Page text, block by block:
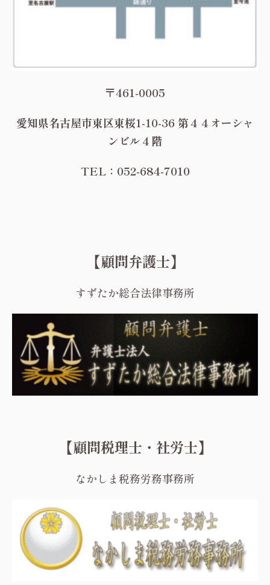
〒461-0005
愛知県名古屋市東区東桜1-10-36 第４４オーシャ
ンビル４階
TEL：052-684-7010
【顧問弁護士】
すずたか総合法律事務所
【顧問税理士・社労士】
なかしま税務労務事務所